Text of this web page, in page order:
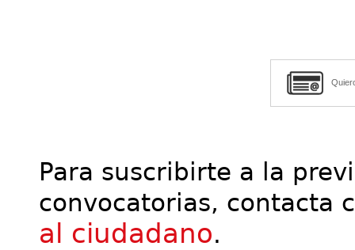
Para suscribirte a la
convocatorias, contacta
al ciudadano.